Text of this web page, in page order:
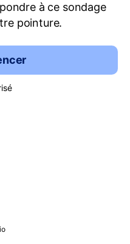
à ce sondage
pointure.